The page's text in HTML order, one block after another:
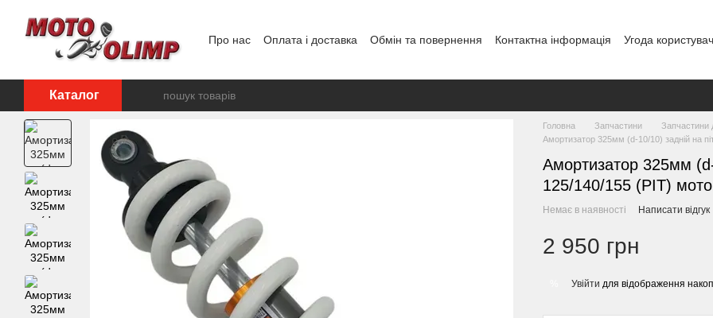
Про нас Оплата і доставка Обмін та повернення Контактна інформація
Угода
Каталог
Головна Запчастини Запчастини
Амортизатор 325мм (d-10/10) задній на
Амортизатор 325мм
125/140/155 (PIT)
Немає в наявності Написати відгук
2 950 грн
Увійти для відображення